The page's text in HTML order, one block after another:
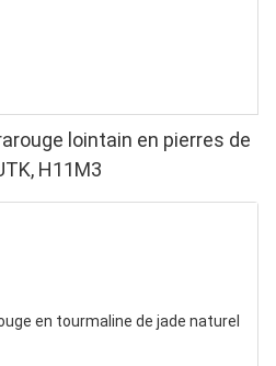
lointain en pierres de
H11M3